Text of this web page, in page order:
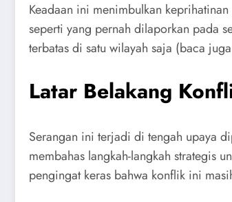
Keadaan ini menimbulkan
seperti yang pernah dilaporkan pada
terbatas di satu wilayah saja (baca juga
Latar Belakang
Serangan ini terjadi di tengah upaya
membahas langkah-langkah strategis
pengingat keras bahwa konflik ini